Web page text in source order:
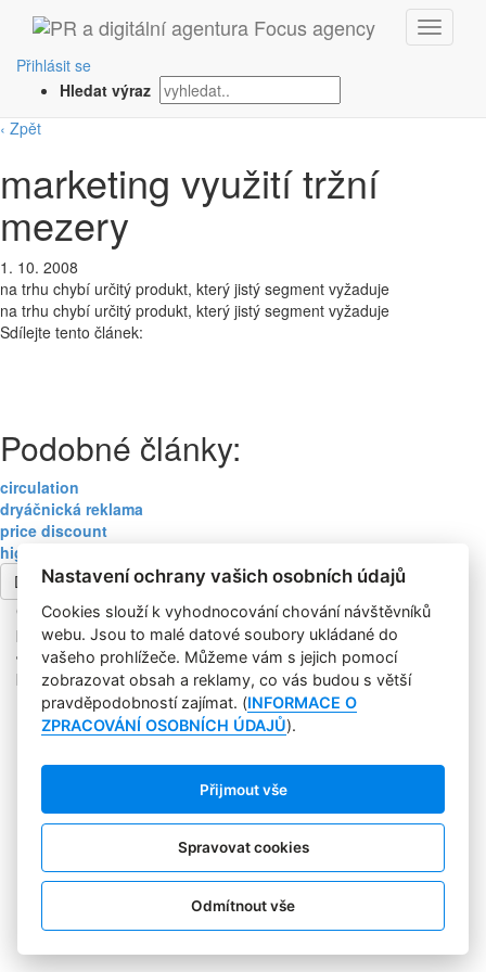
Přihlásit se
Hledat výraz
‹ Zpět
marketing využití tržní
mezery
1. 10. 2008
na trhu chybí určitý produkt, který jistý segment vyžaduje
na trhu chybí určitý produkt, který jistý segment vyžaduje
Sdílejte tento článek:
Podobné články:
circulation
dryáčnická reklama
price discount
high-low pricing strategy
Další článek
Copyright © 2004-2020 Focus Agency, s.r.o. Plné znění licenčních
podmínek. ISSN 1803-957X
Jakékoliv publikování, přebírání nebo šíření obsahu je bez
písemného souhlasu Focus Agency, s.r.o. zakázáno.
RSS 1
Štítky
Zpracování osobních údajů
Pro inzerenty
Kontakt
COOKIES
Nastavení ochrany vašich osobních údajů
Cookies slouží k vyhodnocování chování návštěvníků
webu. Jsou to malé datové soubory ukládané do
vašeho prohlížeče. Můžeme vám s jejich pomocí
zobrazovat obsah a reklamy, co vás budou s větší
pravděpodobností zajímat. (INFORMACE O
ZPRACOVÁNÍ OSOBNÍCH ÚDAJŮ).
Přijmout vše
Spravovat cookies
Odmítnout vše